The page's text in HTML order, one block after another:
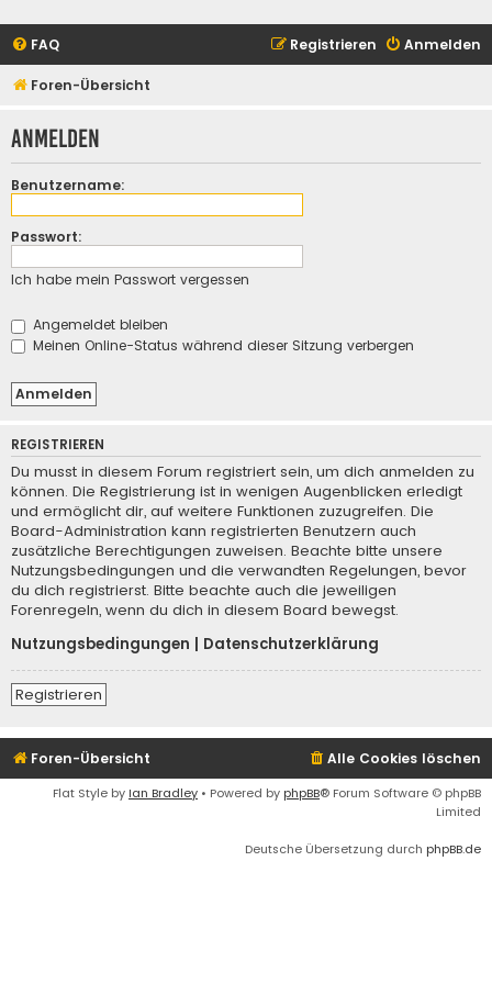
FAQ Anmelden
Registrieren
Foren-Übersicht
Anmelden
Benutzername:
Passwort:
Ich habe mein Passwort vergessen
Angemeldet bleiben
Meinen Online-Status während dieser Sitzung verbergen
REGISTRIEREN
Du musst in diesem Forum registriert sein, um dich anmelden zu
können. Die Registrierung ist in wenigen Augenblicken erledigt
und ermöglicht dir, auf weitere Funktionen zuzugreifen. Die
Board-Administration kann registrierten Benutzern auch
zusätzliche Berechtigungen zuweisen. Beachte bitte unsere
Nutzungsbedingungen und die verwandten Regelungen, bevor
du dich registrierst. Bitte beachte auch die jeweiligen
Forenregeln, wenn du dich in diesem Board bewegst.
Nutzungsbedingungen
Datenschutzerklärung
Registrieren
Foren-Übersicht Alle Cookies löschen
Flat Style by Ian Bradley • Powered by phpBB® Forum Software © phpBB
Limited
Deutsche Übersetzung durch phpBB.de